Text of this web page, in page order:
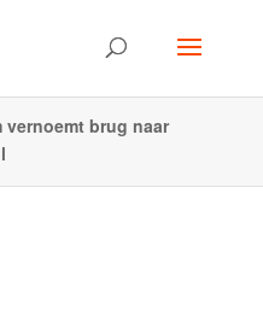
vernoemt brug naar